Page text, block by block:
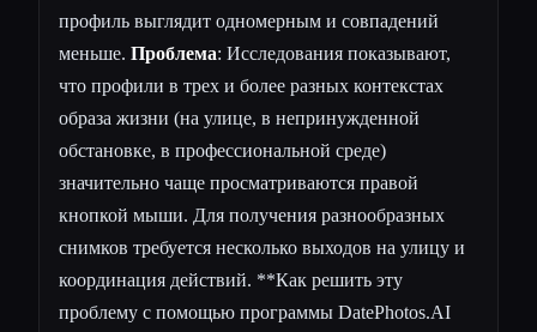
профиль выглядит одномерным и совпадений
меньше. Проблема: Исследования показывают,
что профили в трех и более разных контекстах
образа жизни (на улице, в непринужденной
обстановке, в профессиональной среде)
значительно чаще просматриваются правой
кнопкой мыши. Для получения разнообразных
снимков требуется несколько выходов на улицу и
координация действий. **Как решить эту
проблему с помощью программы DatePhotos.AI